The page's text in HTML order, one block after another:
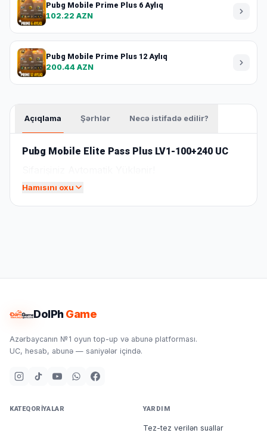
Pubg Mobile Prime Plus 6 Aylıq
102.22 AZN
Pubg Mobile Prime Plus 12 Aylıq
200.44 AZN
Açıqlama Şərhlər Necə istifadə edilir?
Pubg Mobile Elite Pass Plus LV1-100+240 UC
Hamısını oxu
DolPhGame
Azərbaycanın №1 oyun top-up və abunə platforması.
UC, hesab, abunə — saniyələr içində.
KATEQORIYALAR YARDIM
Tez-tez verilən suallar